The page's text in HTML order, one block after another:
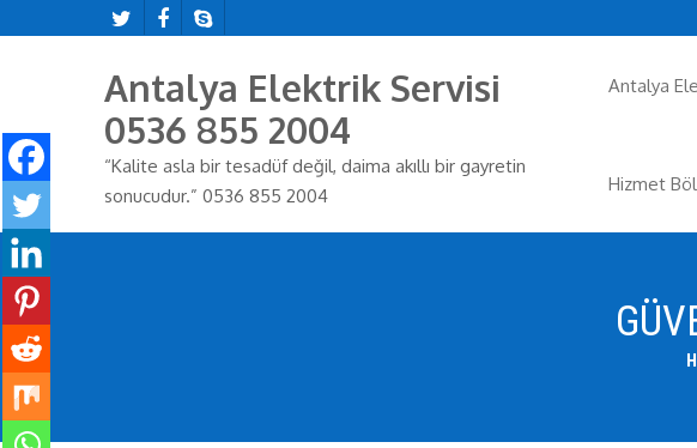
Antalya Elektrik Servisi
0536 855 2004
“Kalite asla bir tesadüf değil, daima akıllı bir gayretin
sonucudur.” 0536 855 2004
Antalya
Hizmet